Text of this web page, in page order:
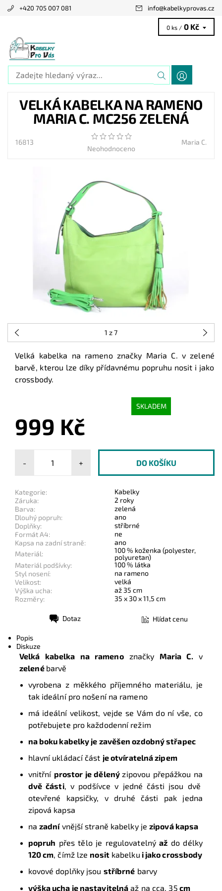
+420 705 007 081 info@kabelkyprovas.cz
0 ks / 0 Kč
VELKÁ KABELKA NA RAMENO
MARIA C. MC256 ZELENÁ
16813
Neohodnoceno
Maria C.
1 z 7
Velká kabelka na rameno značky Maria C. v zelené
barvě, kterou lze díky přídavnému popruhu nosit i jako
crossbody.
SKLADEM
999 Kč
- +
Kategorie:
Kabelky
Záruka:
2 roky
Barva:
zelená
Dlouhý popruh:
ano
Doplňky:
stříbrné
Formát A4:
ne
Kapsa na zadní straně:
ano
Materiál:
100 % koženka (polyester,
polyuretan)
Materiál podšívky:
100 % látka
Styl nosení:
na rameno
Velikost:
velká
Výška ucha:
až 35 cm
Rozměry:
35 x 30 x 11,5 cm
Dotaz Hlídat cenu
Popis
Diskuze
Velká kabelka na ramenoznačky Maria C. v
zelené barvě
vyrobena z měkkého příjemného materiálu, je
tak ideální pro nošení na rameno
má ideální velikost, vejde se Vám do ní vše, co
potřebujete pro každodenní režim
na boku kabelky je zavěšen ozdobný střapec
hlavní ukládací část je otvíratelná zipem
vnitřní prostor je dělenýzipovou přepážkou na
dvě části, v podšívce v jedné části jsou dvě
otevřené kapsičky, v druhé části pak jedna
zipová kapsa
na zadnívnější straně kabelky jezipová kapsa
popruh přes tělo je regulovatelnýaž do délky
120 cm, čímž lze nositkabelku i jako crossbody
kovové doplňky jsou stříbrné barvy
výška ucha je nastavitelná až na cca. 35 cm